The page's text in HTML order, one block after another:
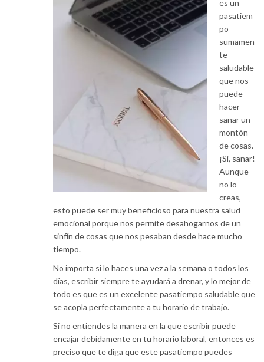
es un
pasatiem
po
sumamen
te
saludable
que nos
puede
hacer
sanar un
montón
de cosas.
¡Sí, sanar!
Aunque
no lo
creas,
esto puede ser muy beneficioso para nuestra salud
emocional porque nos permite desahogarnos de un
sinfín de cosas que nos pesaban desde hace mucho
tiempo.
No importa si lo haces una vez a la semana o todos los
días, escribir siempre te ayudará a drenar, y lo mejor de
todo es que es un excelente pasatiempo saludable que
se acopla perfectamente a tu horario de trabajo.
Si no entiendes la manera en la que escribir puede
encajar debidamente en tu horario laboral, entonces es
preciso que te diga que este pasatiempo puedes